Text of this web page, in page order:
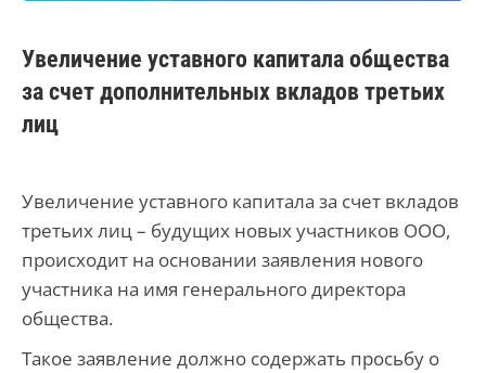
Увеличение уставного капитала общества
за счет дополнительных вкладов третьих
лиц
Увеличение уставного капитала за счет вкладов
третьих лиц – будущих новых участников ООО,
происходит на основании заявления нового
участника на имя генерального директора
общества.
Такое заявление должно содержать просьбу о